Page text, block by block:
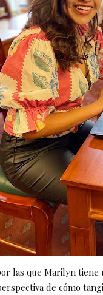
las que Marilyn tiene
de cómo